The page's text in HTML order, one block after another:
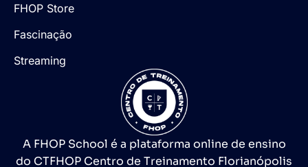
FHOP Store
Fascinação
Streaming
A FHOP School é a plataforma online de ensino
do CTFHOP Centro de Treinamento Florianópolis